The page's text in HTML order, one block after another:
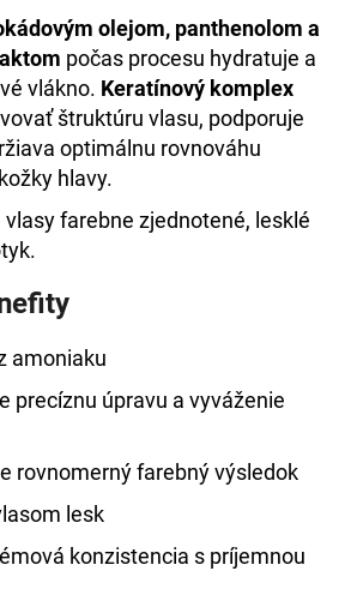
olejom, panthenolom a
počas procesu hydratuje a
vlákno. Keratínový komplex
štruktúru vlasu, podporuje
optimálnu rovnováhu
hlavy.
farebne zjednotené, lesklé
amoniaku
precíznu úpravu a vyváženie
rovnomerný farebný výsledok
lesk
konzistencia s príjemnou